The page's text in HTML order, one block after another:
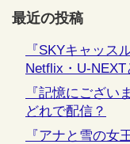
最近の投稿
『SKYキャッス
Netflix・U-NEXT
『記憶にござい
どれで配信？
『アナと雪の女